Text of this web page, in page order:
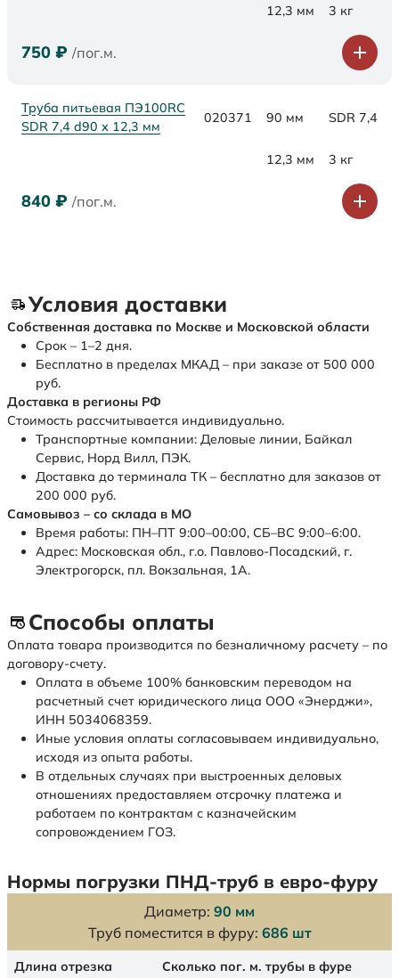
12,3 мм 3 кг
750 ₽ /пог.м.
Труба питьевая ПЭ100RC
SDR 7,4 d90 х 12,3 мм
020371 90 мм SDR 7,4
12,3 мм 3 кг
840 ₽ /пог.м.
Условия доставки
Собственная доставка по Москве и Московской области
Срок – 1–2 дня.
Бесплатно в пределах МКАД – при заказе от 500 000
руб.
Доставка в регионы РФ
Стоимость рассчитывается индивидуально.
Транспортные компании: Деловые линии, Байкал
Сервис, Норд Вилл, ПЭК.
Доставка до терминала ТК – бесплатно для заказов от
200 000 руб.
Самовывоз – со склада в МО
Время работы: ПН–ПТ 9:00–00:00, СБ–ВС 9:00–6:00.
Адрес: Московская обл., г.о. Павлово-Посадский, г.
Электрогорск, пл. Вокзальная, 1А.
Способы оплаты
Оплата товара производится по безналичному расчету – по
договору-счету.
Оплата в объеме 100% банковским переводом на
расчетный счет юридического лица ООО «Энерджи»,
ИНН 5034068359.
Иные условия оплаты согласовываем индивидуально,
исходя из опыта работы.
В отдельных случаях при выстроенных деловых
отношениях предоставляем отсрочку платежа и
работаем по контрактам с казначейским
сопровождением ГОЗ.
Нормы погрузки ПНД-труб в евро-фуру
Диаметр: 90 мм
Труб поместится в фуру: 686 шт
Длина отрезка Сколько пог. м. трубы в фуре